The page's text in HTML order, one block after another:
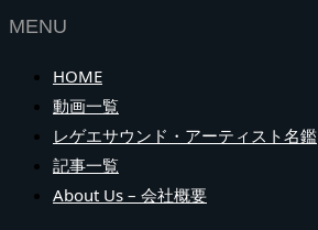
MENU
HOME
動画一覧
レゲエサウンド・アーティスト名鑑
記事一覧
About Us – 会社概要